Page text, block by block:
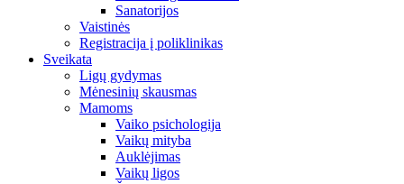
Sanatorijos
Vaistinės
Registracija į poliklinikas
Sveikata
Ligų gydymas
Mėnesinių skausmas
Mamoms
Vaiko psichologija
Vaikų mityba
Auklėjimas
Vaikų ligos